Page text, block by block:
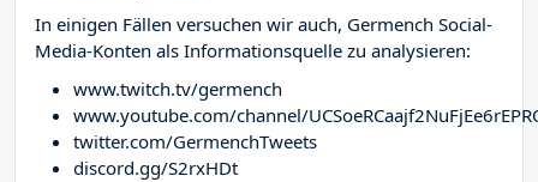
In einigen Fällen versuchen wir auch, Germench Social-
Media-Konten als Informationsquelle zu analysieren:
www.twitch.tv/germench
www.youtube.com/channel/
twitter.com/GermenchTweets
discord.gg/S2rxHDt